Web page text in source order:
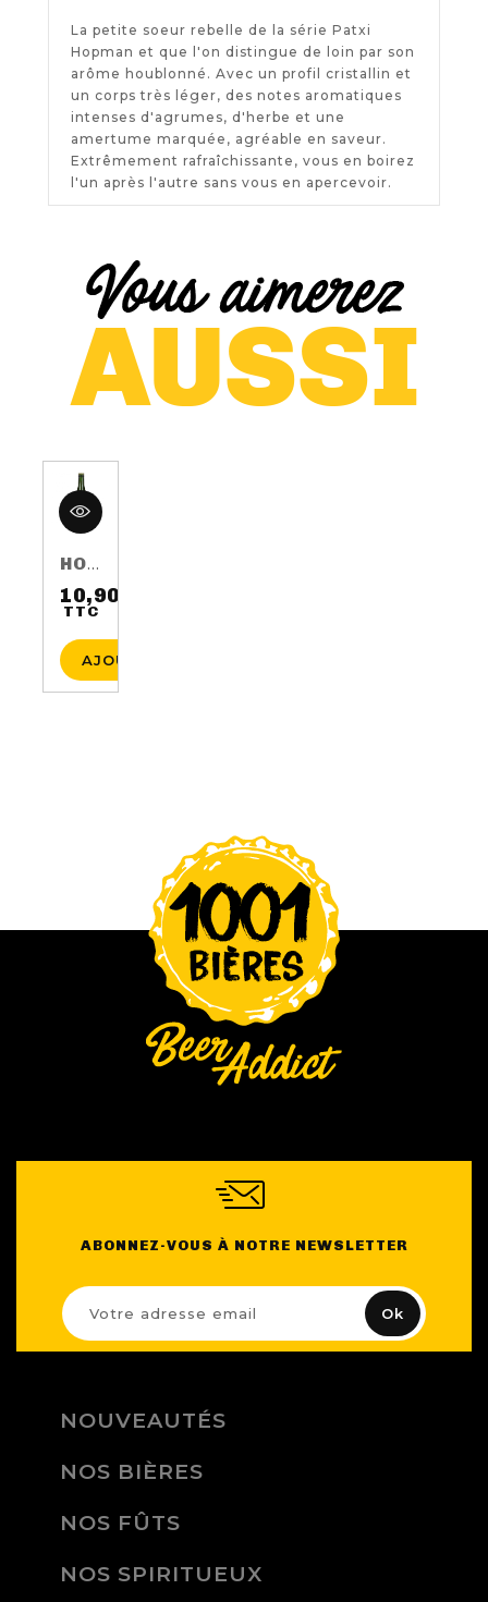
La petite soeur rebelle de la série Patxi
Hopman et que l'on distingue de loin par son
arôme houblonné. Avec un profil cristallin et
un corps très léger, des notes aromatiques
intenses d'agrumes, d'herbe et une
amertume marquée, agréable en saveur.
Extrêmement rafraîchissante, vous en boirez
l'un après l'autre sans vous en apercevoir.
HOP HARVEST 2016 75CL 5.5%
10,90 €
TTCPrix
AJOUTER AU PANIER
ABONNEZ-VOUS À NOTRE NEWSLETTER
NOUVEAUTÉS
NOS BIÈRES
NOS FÛTS
NOS SPIRITUEUX